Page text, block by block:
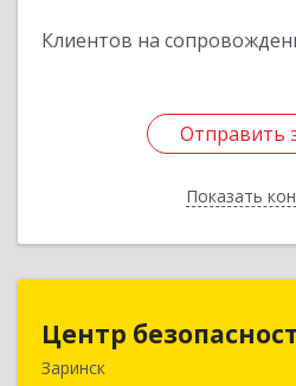
Клиентов на
Отправить
Показать
Отправить
Назад
Центр
Заринск
Центр
659100, Алтайский край,